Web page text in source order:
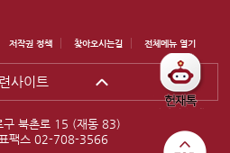
저작권 정책 찾아오시는길 전체메뉴 열기
사이트
구 북촌로 15 (재동 83)
팩스 02-708-3566